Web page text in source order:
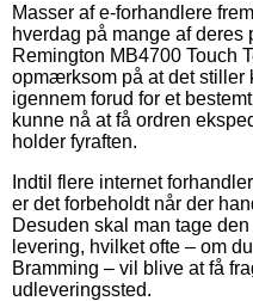
Masser af e-forhandlere
hverdag på mange af deres
Remington MB4700 Touch
opmærksom på at det stiller
igennem forud for et
kunne nå at få ordren
holder fyraften.
Indtil flere internet
er det forbeholdt når der
Desuden skal man tage
levering, hvilket ofte – om
Bramming – vil blive at få
udleveringssted.